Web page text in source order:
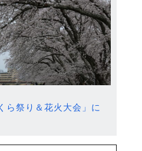
ら祭り＆花火大会」に